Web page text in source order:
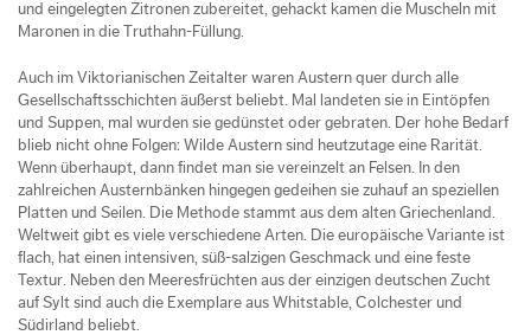
und eingelegten Zitronen zubereitet, gehackt kamen die Muscheln mit
Maronen in die Truthahn-Füllung.
Auch im Viktorianischen Zeitalter waren Austern quer durch alle
Gesellschaftsschichten äußerst beliebt. Mal landeten sie in Eintöpfen
und Suppen, mal wurden sie gedünstet oder gebraten. Der hohe Bedarf
blieb nicht ohne Folgen: Wilde Austern sind heutzutage eine Rarität.
Wenn überhaupt, dann findet man sie vereinzelt an Felsen. In den
zahlreichen Austernbänken hingegen gedeihen sie zuhauf an speziellen
Platten und Seilen. Die Methode stammt aus dem alten Griechenland.
Weltweit gibt es viele verschiedene Arten. Die europäische Variante ist
flach, hat einen intensiven, süß-salzigen Geschmack und eine feste
Textur. Neben den Meeresfrüchten aus der einzigen deutschen Zucht
auf Sylt sind auch die Exemplare aus Whitstable, Colchester und
Südirland beliebt.